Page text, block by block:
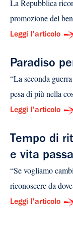
La Repubblica
promozione del
Leggi l'articolo
Paradiso
“La seconda
pesa di più nella
Leggi l'articolo
Tempo di
e vita
“Se vogliamo
riconoscere da
Leggi l'articolo